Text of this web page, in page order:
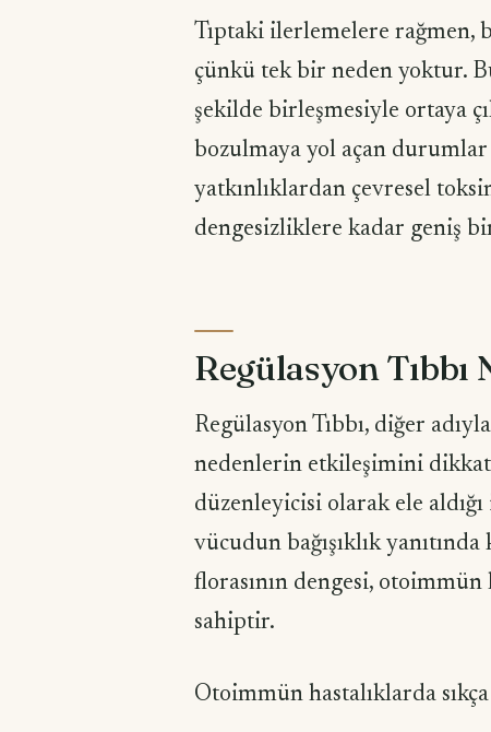
Tıptaki ilerlemelere rağmen,
çünkü tek bir neden yoktur.
şekilde birleşmesiyle ortaya
bozulmaya yol açan
yatkınlıklardan çevresel
dengesizliklere kadar geniş
Regülasyon Tıbbı
Regülasyon Tıbbı, diğer
nedenlerin etkileşimini dikkate
düzenleyicisi olarak ele
vücudun bağışıklık
florasının dengesi,
sahiptir.
Otoimmün hastalıklarda